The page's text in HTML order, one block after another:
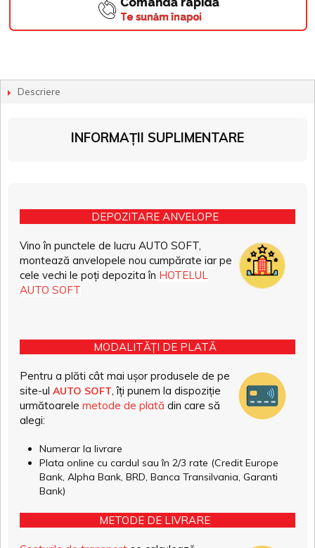
Te sunăm înapoi
Descriere
INFORMAȚII SUPLIMENTARE
DEPOZITARE ANVELOPE
Vino în punctele de lucru AUTO SOFT,
montează anvelopele nou cumpărate iar pe
cele vechi le poți depozita în HOTELUL
AUTO SOFT
MODALITĂȚI DE PLATĂ
Pentru a plăti cât mai ușor produsele de pe
site-ul AUTO SOFT, îți punem la dispoziție
următoarele metode de plată din care să
alegi:
Numerar la livrare
Plata online cu cardul sau în 2/3 rate (Credit Europe
Bank, Alpha Bank, BRD, Banca Transilvania, Garanti
Bank)
METODE DE LIVRARE